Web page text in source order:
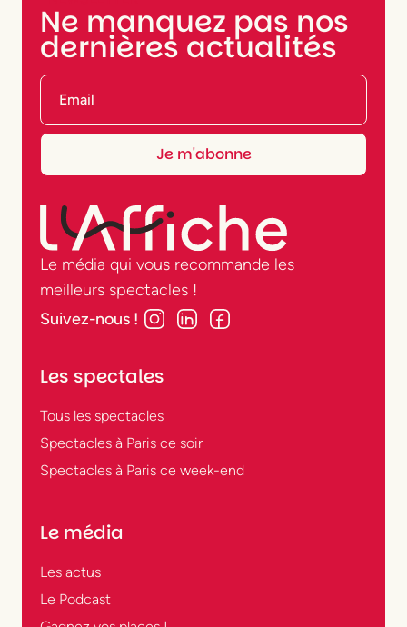
Ne manquez pas nos
dernières actualités
Le média qui vous recommande les
meilleurs spectacles !
Suivez-nous !
Les spectales
Tous les spectacles
Spectacles à Paris ce soir
Spectacles à Paris ce week-end
Le média
Les actus
Le Podcast